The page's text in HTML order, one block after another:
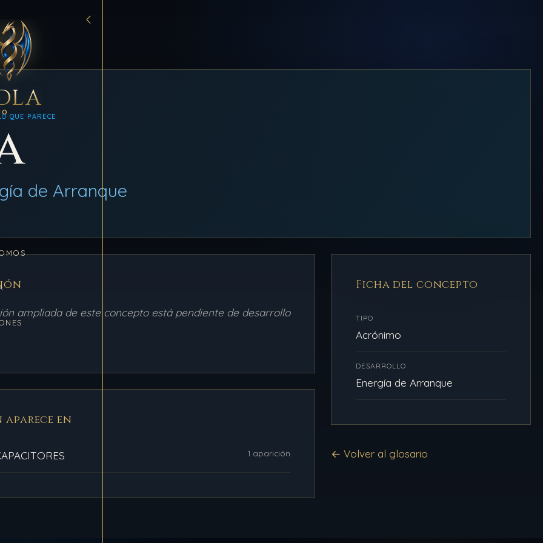
QUE PARECE
de Arranque
ampliada de este concepto está pendiente de desarrollo
aparece en
1 aparición
Ficha del concepto
TIPO
Acrónimo
DESARROLLO
Energía de Arranque
← Volver al glosario